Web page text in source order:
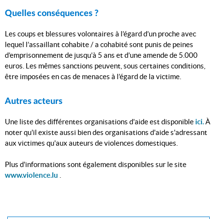
Quelles conséquences ?
Les coups et blessures volontaires à l’égard d’un proche avec
lequel l’assaillant cohabite / a cohabité sont punis de peines
d’emprisonnement de jusqu’à 5 ans et d’une amende de 5.000
euros. Les mêmes sanctions peuvent, sous certaines conditions,
être imposées en cas de menaces à l’égard de la victime.
Autres acteurs
Une liste des différentes organisations d'aide est disponible ici.À
noter qu'il existe aussi bien des organisations d'aide s'adressant
aux victimes qu'aux auteurs de violences domestiques.
Plus d'informations sont également disponibles sur le site
www.violence.lu